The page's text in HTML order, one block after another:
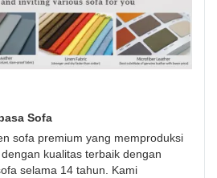
Sofa
sofa premium yang memproduksi
kualitas terbaik dengan
selama 14 tahun. Kami